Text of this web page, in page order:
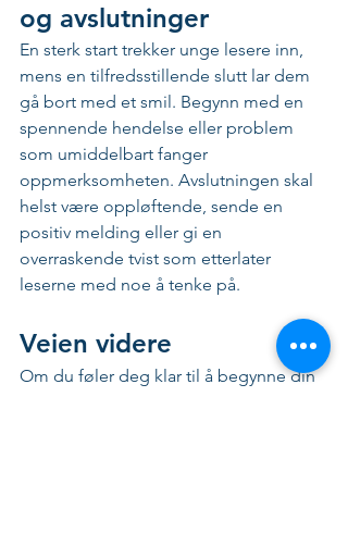
og avslutninger
En sterk start trekker unge lesere inn,
mens en tilfredsstillende slutt lar dem
gå bort med et smil. Begynn med en
spennende hendelse eller problem
som umiddelbart fanger
oppmerksomheten. Avslutningen skal
helst være oppløftende, sende en
positiv melding eller gi en
overraskende tvist som etterlater
leserne med noe å tenke på.
Veien videre
Om du føler deg klar til å begynne din